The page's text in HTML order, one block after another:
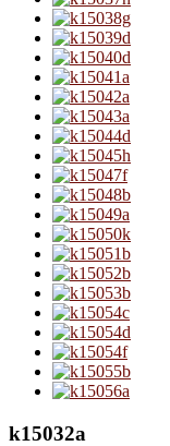
k15032a